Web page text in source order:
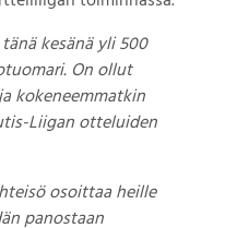
kesänä yli 500
On ollut
kokeneemmatkin
Liigan otteluiden
osoittaa heille
panostaan